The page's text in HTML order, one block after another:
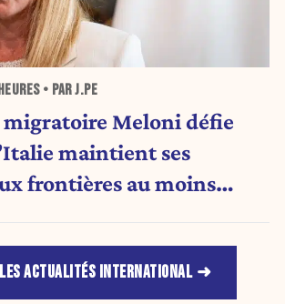
• PAR J.PE
migratoire Meloni défie
maintient ses
frontières au moins
ACTUALITÉS INTERNATIONAL